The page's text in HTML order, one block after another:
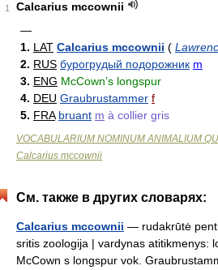
1
Calcarius mccownii
—
1. LAT Calcarius mccownii (
2. RUS бурогрудый подорожник m
3. ENG McCown’s longspur
4. DEU Graubrustammer f
5. FRA bruant m à collier gris
VOCABULARIUM NOMINUM ANIMALIUM
Calcarius mccownii
См. также в других словарях:
Calcarius mccownii — rudakrūtė
sritis zoologija | vardynas atitikmenys:
McCown s longspur vok.